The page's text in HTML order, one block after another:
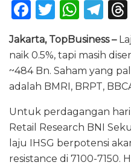
F
c
e
b
o
o
k
T
w
it
te
r
W
h
a
ts
A
p
p
T
e
g
ra
m
Jakarta, TopBusiness –
naik 0.5%, tapi masih
~484 Bn. Saham yang
adalah BMRI, BRPT,
Untuk perdagangan
Retail Research BNI
laju IHSG berpotensi
resistance di 7100-7150.